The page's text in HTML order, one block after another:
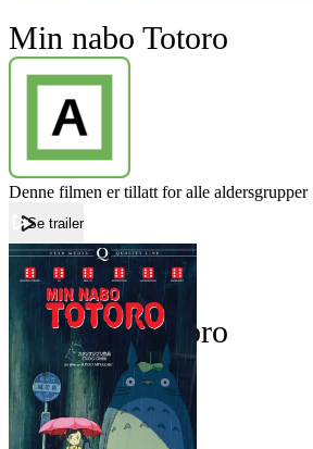
Min nabo Totoro
Denne filmen er tillatt for alle aldersgrupper
Se trailer
ForsideMin nabo Totoro
Min nabo Totoro
Film
Forfatter:
Leverandør:
Norgesfilm AS
Lisens: